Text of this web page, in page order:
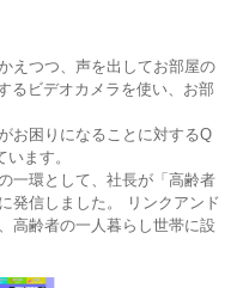
えつつ、声を出してお部屋の
るビデオカメラを使い、お部
お困りになることに対するQ
ます。
一環として、社長が「高齢者
発信しました。 リンクアンド
高齢者の一人暮らし世帯に設